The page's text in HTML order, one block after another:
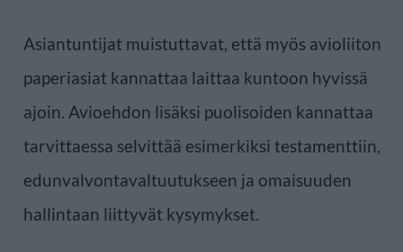
Asiantuntijat muistuttavat, että myös avioliiton
paperiasiat kannattaa laittaa kuntoon hyvissä
ajoin. Avioehdon lisäksi puolisoiden kannattaa
tarvittaessa selvittää esimerkiksi testamenttiin,
edunvalvontavaltuutukseen ja omaisuuden
hallintaan liittyvät kysymykset.